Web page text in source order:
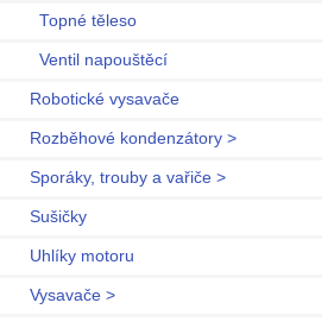
Topné těleso
Ventil napouštěcí
Robotické vysavače
Rozběhové kondenzátory >
Sporáky, trouby a vařiče >
Sušičky
Uhlíky motoru
Vysavače >